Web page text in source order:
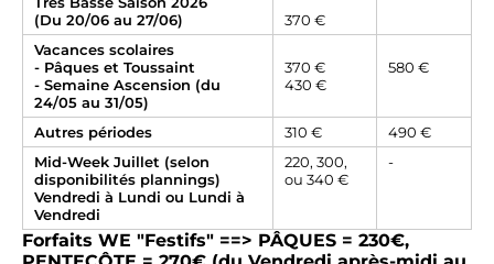
(Du 20/06 au 27/06)
370 €
Vacances scolaires
- Pâques et Toussaint
- Semaine Ascension (du
24/05 au 31/05)
370 €
430 €
580 €
Autres périodes 310 €
490 €
Mid-Week Juillet (selon
disponibilités plannings)
Vendredi à Lundi ou Lundi à
Vendredi
220, 300,
ou 340 €
-
Forfaits WE "Festifs" ==> PÂQUES = 230€,